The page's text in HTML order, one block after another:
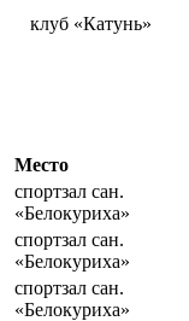
клуб «Катунь»
Место
спортзал сан.
«Белокуриха»
спортзал сан.
«Белокуриха»
спортзал сан.
«Белокуриха»